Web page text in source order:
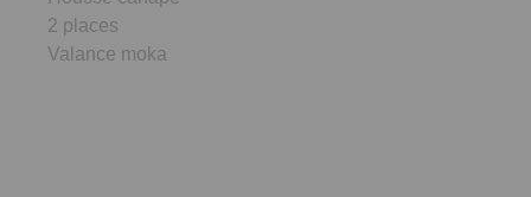
2 places
Valance moka